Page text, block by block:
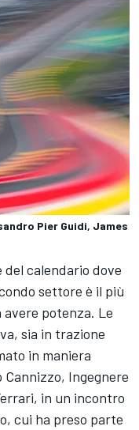
Pier Guidi, James
calendario dove
settore è il più
potenza. Le
sia in trazione
in maniera
Ingegnere
in un incontro
cui ha preso parte